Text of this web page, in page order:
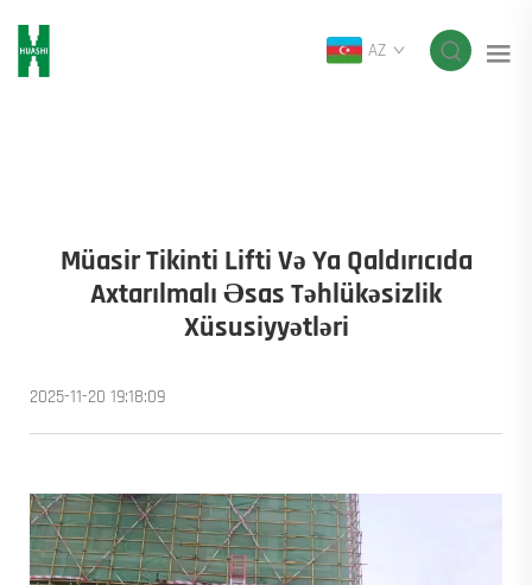
AZ
Müasir Tikinti Lifti Və Ya Qaldırıcıda
Axtarılmalı Əsas Təhlükəsizlik
Xüsusiyyətləri
2025-11-20 19:18:09